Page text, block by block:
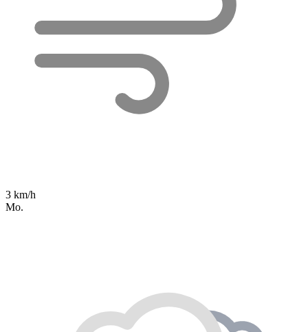
3 km/h
Mo.